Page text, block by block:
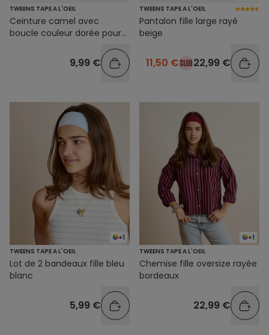
TWEENS TAPE A L'OEIL
Ceinture camel avec
boucle couleur dorée pour
9,99 €
TWEENS TAPE A L'OEIL
Pantalon fille large rayé
beige
11,50 € 22,99 €
+1
TWEENS TAPE A L'OEIL
Lot de 2 bandeaux fille bleu
blanc
5,99 €
+1
TWEENS TAPE A L'OEIL
Chemise fille oversize rayée
bordeaux
22,99 €